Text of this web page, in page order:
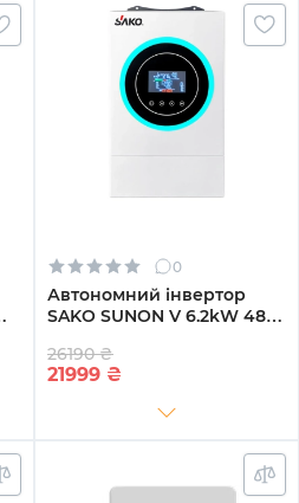
0
Автономний інвертор
SAKO SUNON V 6.2kW 48V
Однофазний (SUNON V
6.2kW)
26190 ₴
21999 ₴